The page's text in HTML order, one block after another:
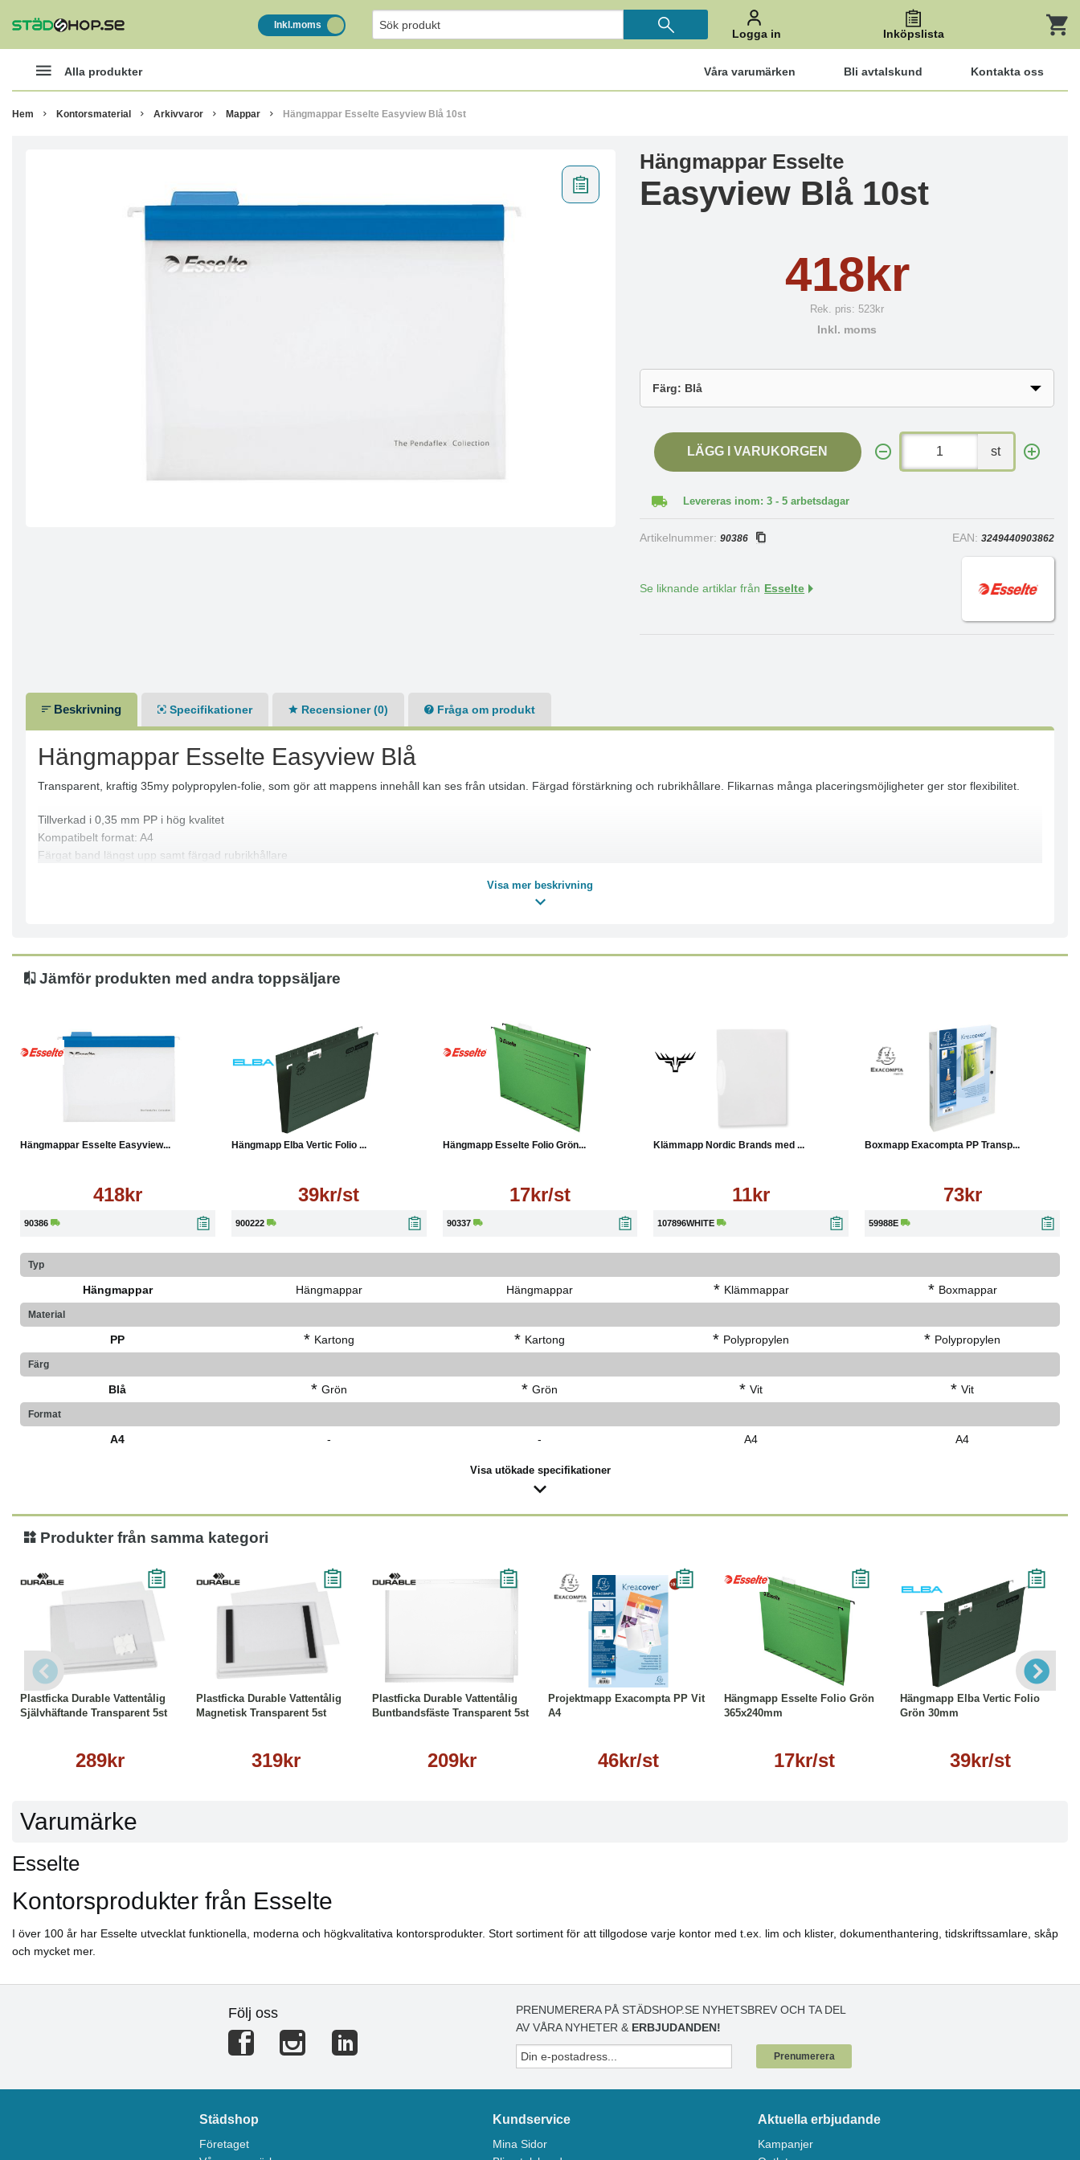
Inkl.moms
Logga in Inköpslista
Alla produkter Våra varumärken Bli avtalskund Kontakta oss
Hem Kontorsmaterial Arkivvaror Mappar Hängmappar Esselte Easyview Blå 10st
Hängmappar Esselte
Easyview Blå 10st
418kr
Rek. pris: 523kr
Inkl. moms
LÄGG I VARUKORGEN st
Levereras inom: 3 - 5 arbetsdagar
Artikelnummer:90386 EAN: 3249440903862
Se liknande artiklar från Esselte
Beskrivning Specifikationer Recensioner (0) Fråga om produkt
Hängmappar Esselte Easyview Blå
Transparent, kraftig 35my polypropylen-folie, som gör att mappens innehåll kan ses från utsidan. Färgad förstärkning och rubrikhållare. Flikarnas många placeringsmöjligheter ger stor flexibilitet.
Tillverkad i 0,35 mm PP i hög kvalitet
Kompatibelt format: A4
Färgat band längst upp samt färgad rubrikhållare
Visa mer beskrivning
Jämför produkten med andra toppsäljare
Hängmappar Esselte Easyview...
418kr
90386
Hängmapp Elba Vertic Folio ...
39kr/st
900222
Läs mer
Hängmapp Esselte Folio Grön...
17kr/st
90337
Läs mer
Klämmapp Nordic Brands med ...
11kr
107896WHITE
Boxmapp Exacompta PP Transp...
73kr
59988E
Typ
Hängmappar Hängmappar Hängmappar * Klämmappar * Boxmappar
Material
PP * Kartong * Kartong * Polypropylen * Polypropylen
Färg
Blå * Grön * Grön * Vit * Vit
Format
A4 - - A4 A4
Visa utökade specifikationer
Produkter från samma kategori
Plastficka Durable Vattentålig
Självhäftande Transparent 5st
289kr
Läs mer
Plastficka Durable Vattentålig
Magnetisk Transparent 5st
319kr
Plastficka Durable Vattentålig
Buntbandsfäste Transparent 5st
209kr
Projektmapp Exacompta PP Vit
A4
46kr/st
Läs mer
Hängmapp Esselte Folio Grön
365x240mm
17kr/st
Läs mer
Hängmapp Elba Vertic Folio
Grön 30mm
39kr/st
Läs mer
Varumärke
Esselte
Kontorsprodukter från Esselte
I över 100 år har Esselte utvecklat funktionella, moderna och högkvalitativa kontorsprodukter. Stort sortiment för att tillgodose varje kontor med t.ex. lim och klister, dokumenthantering, tidskriftssamlare, skåp
och mycket mer.
Följ oss
PRENUMERERA PÅ STÄDSHOP.SE NYHETSBREV OCH TA DEL
AV VÅRA NYHETER & ERBJUDANDEN!
Prenumerera
Städshop
Företaget
Kundservice
Mina Sidor
Aktuella erbjudande
Kampanjer